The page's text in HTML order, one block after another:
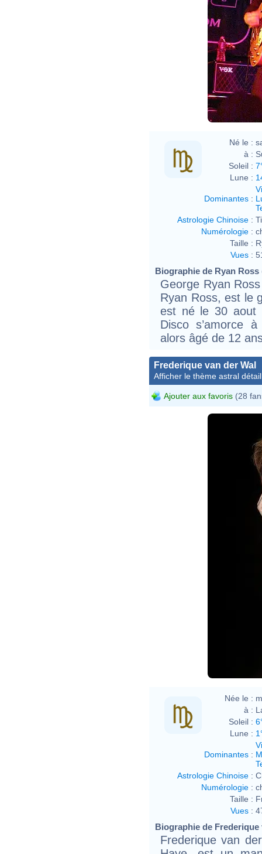
Né le :
à :
Soleil :
Lune :
Dominantes :
Astrologie Chinoise :
Numérologie :
Taille :
Vues :
Biographie de Ryan Ross
George Ryan
Ryan Ross, est le
est né le 30 aout
Disco s’amorce
alors âgé de 12
Frederique van der Wal
Afficher le thème astral
Ajouter aux favoris (28
Née le :
à :
Soleil :
Lune :
Dominantes :
Astrologie Chinoise :
Numérologie :
Taille :
Vues :
Biographie de Frederique
Frederique van